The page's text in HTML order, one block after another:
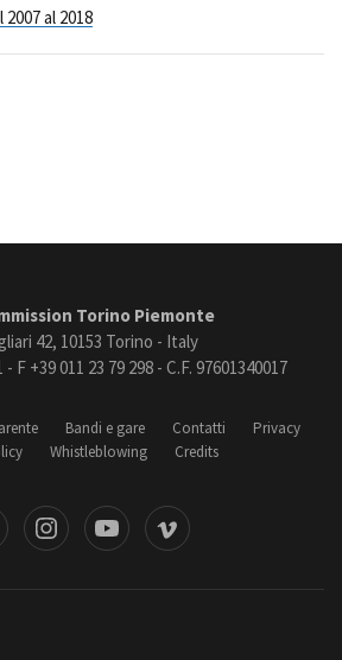
al 2018
Torino Piemonte
42, 10153 Torino - Italy
- F +39 011 23 79 298 - C.F. 97601340017
Bandi e gare Contatti
Privacy
Whistleblowing Credits